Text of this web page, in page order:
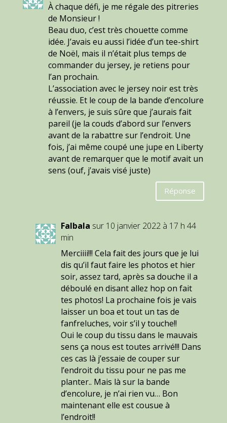
À chaque défi, je me régale des pitreries
de Monsieur !
Beau duo, c’est très chouette comme
idée. J’avais eu aussi l’idée d’un tee-shirt
de Noël, mais il n’était plus temps de
commander du jersey, je retiens pour
l’an prochain.
L’association avec le jersey noir est très
réussie. Et le coup de la bande d’encolure
à l’envers, je suis sûre que j’aurais fait
pareil (je la couds d’abord sur l’envers
avant de la rabattre sur l’endroit. Une
fois, j’ai même coupé une jupe en Liberty
avant de remarquer que le motif avait un
sens (ouf, j’avais visé juste)
Réponse
Falbala sur 10 janvier 2022 à 17 h 44
min
Merciiii!!! Cela fait des jours que je lui
dis qu’il faut faire les photos et hier
soir, assez tard, après sa douche il a
déboulé en disant allez hop on fait
tes photos! La prochaine fois je vais
laisser un boa et tout un tas de
fanfreluches, voir s’il y touche!!
Oui le coup du tissu dans le mauvais
sens ça nous est toutes arrivé!!! Dans
ces cas là j’essaie de couper sur
l’endroit du tissu pour ne pas me
planter.. Mais là sur la bande
d’encolure, je n’ai rien vu… Bon
maintenant elle est cousue à
l’endroit!!